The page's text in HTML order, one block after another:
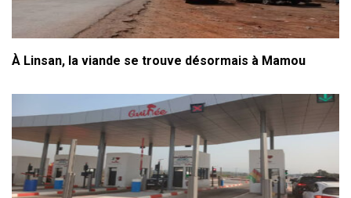
À Linsan, la viande se trouve désormais à Mamou